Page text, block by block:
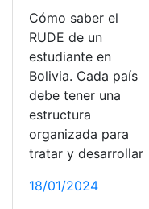
Cómo saber el
RUDE de un
estudiante en
Bolivia. Cada país
debe tener una
estructura
organizada para
tratar y desarrollar
18/01/2024